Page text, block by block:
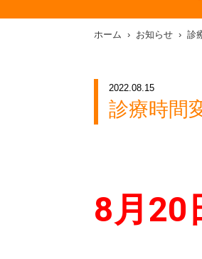
ホーム お知らせ 診
2022.08.15
診療時間
8月20